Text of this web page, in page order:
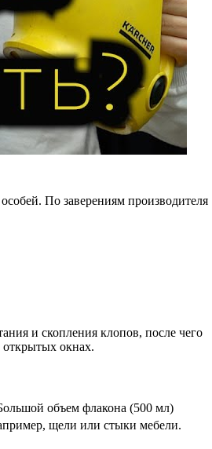
По заверениям производителя
и скопления клопов, после чего
открытых окнах.
объем флакона (500 мл)
щели или стыки мебели.